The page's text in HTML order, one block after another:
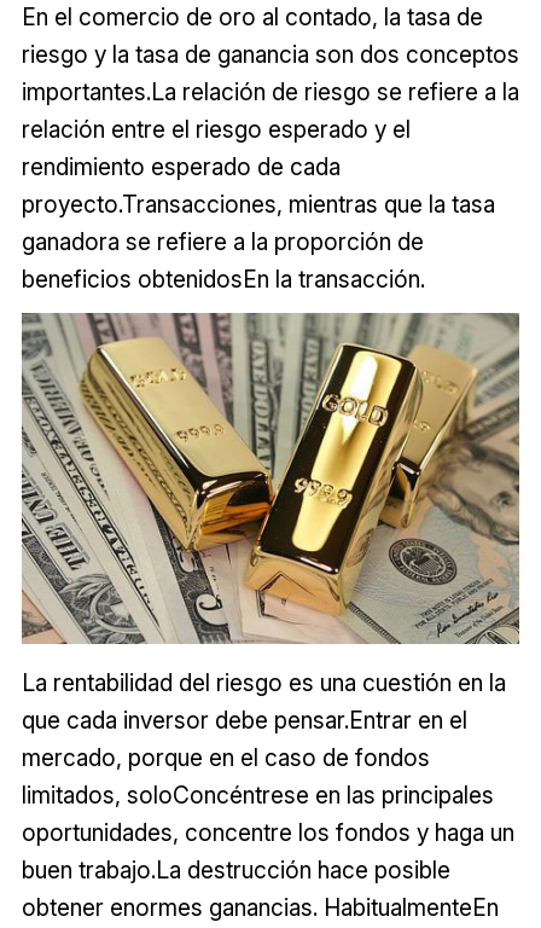
En el comercio de oro al contado, la tasa de
riesgo y la tasa de ganancia son dos conceptos
importantes.La relación de riesgo se refiere a la
relación entre el riesgo esperado y el
rendimiento esperado de cada
proyecto.Transacciones, mientras que la tasa
ganadora se refiere a la proporción de
beneficios obtenidosEn la transacción.
La rentabilidad del riesgo es una cuestión en la
que cada inversor debe pensar.Entrar en el
mercado, porque en el caso de fondos
limitados, soloConcéntrese en las principales
oportunidades, concentre los fondos y haga un
buen trabajo.La destrucción hace posible
obtener enormes ganancias. HabitualmenteEn